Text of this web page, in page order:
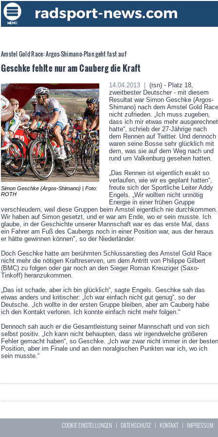
Amstel Gold Race: Argos-Shimano-Plan geht fast auf
Geschke fehlte nur am Cauberg die Kraft
Simon Geschke (Argos-Shimano) | Foto:
ROTH
14.04.2013 |
(rsn) - Platz 18,
zweitbester Deutscher - mit diesem
Resultat war Simon Geschke (Argos-
Shimano) nach dem Amstel Gold Race
nicht zufrieden. „Ich muss zugeben,
dass ich mir etwas mehr ausgerechnet
hatte“, schrieb der 27-Jährige nach
dem Rennen auf Twitter. Und dennoch
waren seine Bosse sehr glücklich mit
dem, was sie auf dem Weg nach und
rund um Valkenburg gesehen hatten.
„Das Rennen ist eigentlich exakt so
verlaufen, wie wir es geplant hatten“,
freute sich der Sportliche Leiter Addy
Engels. „Wir wollten nicht unnötig
Energie in einer frühen Gruppe
verschleudern, weil diese Gruppen beim Amstel eigentlich nie durchkommen.
Wir haben auf Simon gesetzt, und er war am Ende, wo er sein musste. Ich
glaube, in der Geschichte unserer Mannschaft war es das erste Mal, dass
ein Fahrer am Fuß des Caubergs noch in einer Position war, aus der heraus
er hätte gewinnen können", so der Niederländer.
Doch Geschke hatte am berühmten Schlussanstieg des Amstel Gold Race
nicht mehr die nötigen Kraftreserven, um dem Antritt von Philippe Gilbert
(BMC) zu folgen oder gar noch an den Sieger Roman Kreuziger (Saxo-
Tinkoff) heranzukommen.
„Das ist schade, aber ich bin glücklich“, sagte Engels. Geschke sah das
etwas anders und kritischer: „Ich war einfach nicht gut genug“, so der
Deutsche. „Ich wollte in der ersten Gruppe bleiben, aber am Cauberg habe
ich den Kontakt verloren. Ich konnte einfach nicht mehr folgen.“
Dennoch sah auch er die Gesamtleistung seiner Mannschaft und von sich
selbst positiv. „Ich kann nicht behaupten, dass wir irgendwelche größeren
Fehler gemacht haben“, so Geschke. „Ich war zwar nicht immer in der besten
Position, aber im Finale und an den noralgischen Punkten war ich, wo ich
sein musste.“
COOKIE EINSTELLUNGEN | DATENSCHUTZ | KONTAKT| IMPRESSUM